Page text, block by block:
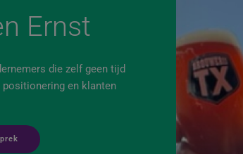
Ernst
die zelf geen tijd
en klanten